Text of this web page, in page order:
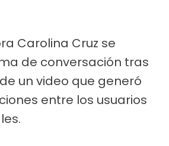
Carolina Cruz se
de conversación tras
un video que generó
entre los usuarios